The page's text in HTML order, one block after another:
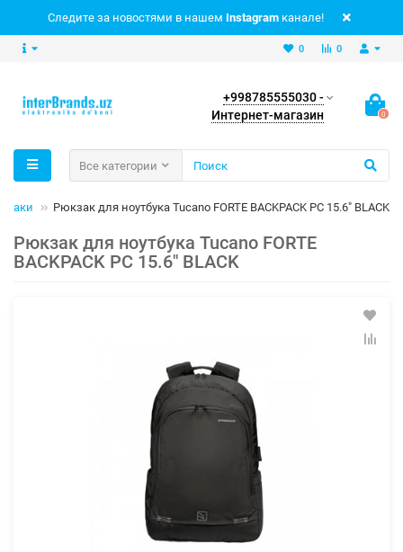
Следите за новостями в нашем Instagram канале!
0
0
+998785555030 -
Интернет-магазин
0
Все категории
Рюкзак для ноутбука Tucano FORTE BACKPACK PC 15.6" BLACK
Рюкзак для ноутбука Tucano FORTE
BACKPACK PC 15.6" BLACK